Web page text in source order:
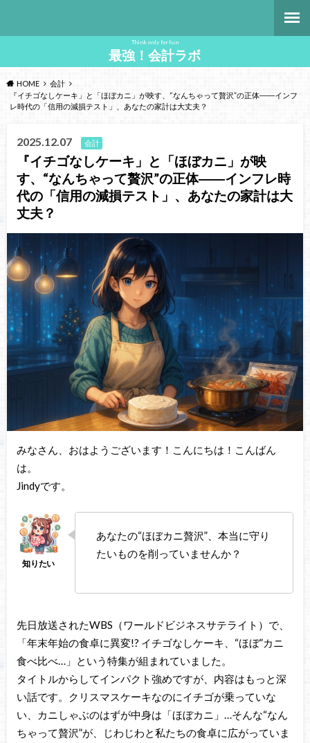
Think only for fun
最強！会計ラボ
HOME
会計
『イチゴなしケーキ」と「ほぼカニ」が映す、“なんちゃって贅沢”の正体――インフ
レ時代の「信用の減損テスト」、あなたの家計は大丈夫？
2025.12.07 会計
『イチゴなしケーキ」と「ほぼカニ」が映
す、“なんちゃって贅沢”の正体――インフレ時
代の「信用の減損テスト」、あなたの家計は大
丈夫？
みなさん、おはようございます！こんにちは！こんばん
は。
Jindyです。
あなたの“ほぼカニ贅沢”、本当に守り
たいものを削っていませんか？
先日放送されたWBS（ワールドビジネスサテライト）で、
「年末年始の食卓に異変!? イチゴなしケーキ、“ほぼ”カニ
食べ比べ…」という特集が組まれていました。
タイトルからしてインパクト強めですが、内容はもっと深
い話です。クリスマスケーキなのにイチゴが乗っていな
い、カニしゃぶのはずが中身は「ほぼカニ」…そんな“なん
ちゃって贅沢”が、じわじわと私たちの食卓に広がっていま